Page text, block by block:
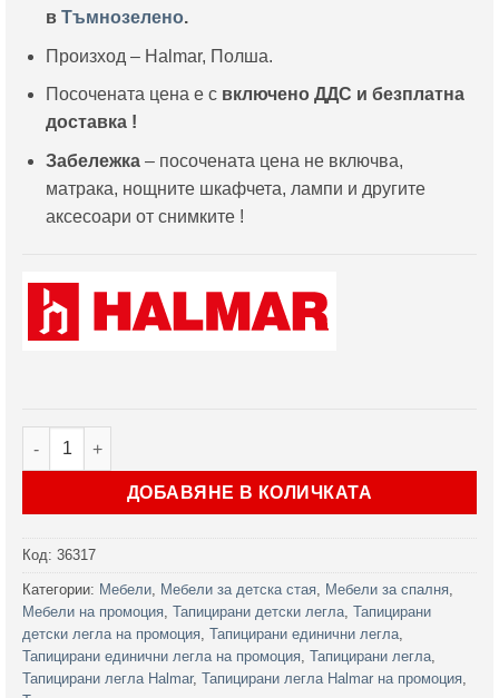
в Тъмнозелено.
Произход – Halmar, Полша.
Посочената цена е с включено ДДС и безплатна
доставка !
Забележка– посочената цена не включва,
матрака, нощните шкафчета, лампи и другите
аксесоари от снимките !
количество за Тапицирано легло Aloha Сиво 90
ДОБАВЯНЕ В КОЛИЧКАТА
Код: 36317
Категории: Мебели, Мебели за детска стая, Мебели за спалня,
Мебели на промоция, Тапицирани детски легла, Тапицирани
детски легла на промоция, Тапицирани единични легла,
Тапицирани единични легла на промоция, Тапицирани легла,
Тапицирани легла Halmar, Тапицирани легла Halmar на промоция,